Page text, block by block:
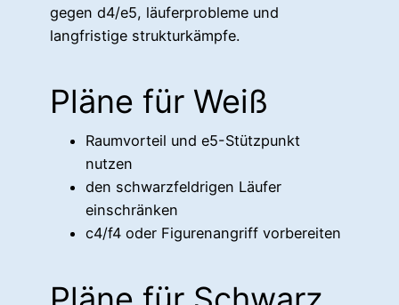
gegen d4/e5, läuferprobleme und
langfristige strukturkämpfe.
Pläne für Weiß
Raumvorteil und e5-Stützpunkt
nutzen
den schwarzfeldrigen Läufer
einschränken
c4/f4 oder Figurenangriff vorbereiten